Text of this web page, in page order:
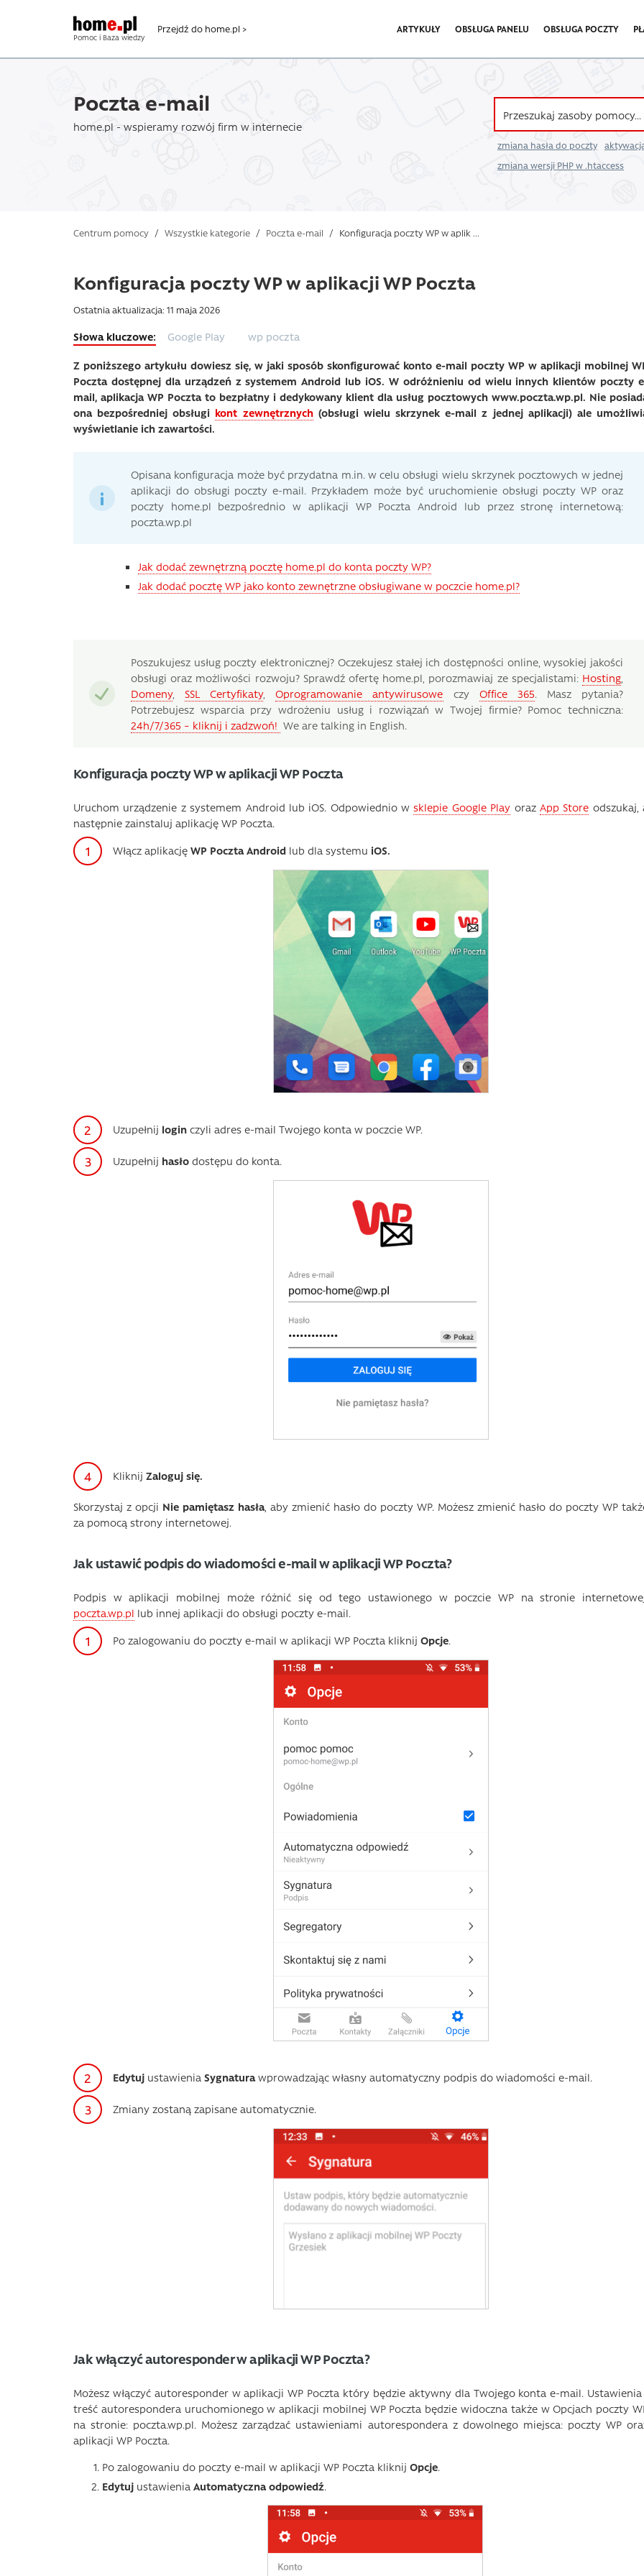
Pomoc i Baza wiedzy
Przejdź do home.pl > ARTYKUŁY OBSŁUGA PANELU OBSŁUGA POCZTY
Poczta e-mail
home.pl - wspieramy rozwój firm w internecie
zmiana hasła do poczty
zmiana wersji PHP w .htaccess
Centrum pomocy / Wszystkie kategorie / Poczta e-mail / Konfiguracja poczty WP w aplik ...
Konfiguracja poczty WP w aplikacji WP Poczta
Ostatnia aktualizacja: 11 maja 2026
Google Play
wp poczta
Z poniższego artykułu dowiesz się, w jaki sposób skonfigurować konto e-mail poczty WP w aplikacji mobilnej
Poczta dostępnej dla urządzeń z systemem Android lub iOS. W odróżnieniu od wielu innych klientów poczty
mail, aplikacja WP Poczta to bezpłatny i dedykowany klient dla usług pocztowych www.poczta.wp.pl. Nie
ona bezpośredniej obsługi kont zewnętrznych(obsługi wielu skrzynek e-mail z jednej aplikacji) ale
wyświetlanie ich zawartości.
Opisana konfiguracja może być przydatna m.in. w celu obsługi wielu skrzynek pocztowych w jednej
aplikacji do obsługi poczty e-mail. Przykładem może być uruchomienie obsługi poczty WP oraz
poczty home.pl bezpośrednio w aplikacji WP Poczta Android lub przez stronę internetową:
poczta.wp.pl
Jak dodać zewnętrzną pocztę home.pl do konta poczty WP?
Jak dodać pocztę WP jako konto zewnętrzne obsługiwane w poczcie home.pl?
Poszukujesz usług poczty elektronicznej? Oczekujesz stałej ich dostępności online, wysokiej jakości
obsługi oraz możliwości rozwoju? Sprawdź ofertę home.pl, porozmawiaj ze specjalistami: Hosting
Domeny,SSL Certyfikaty,Oprogramowanie antywirusowe czy Office 365. Masz pytania?
Potrzebujesz wsparcia przy wdrożeniu usług i rozwiązań w Twojej firmie? Pomoc techniczna:
24h/7/365 – kliknij i zadzwoń! We are talking in English.
Konfiguracja poczty WP w aplikacji WP Poczta
Uruchom urządzenie z systemem Android lub iOS. Odpowiednio wsklepie Google Play oraz App Store odszukaj,
następnie zainstaluj aplikację WP Poczta.
Włącz aplikację WP Poczta Android lub dla systemu iOS.
Uzupełnij login czyli adres e-mail Twojego konta w poczcie WP.
Uzupełnij hasło dostępu do konta.
Kliknij Zaloguj się.
Skorzystaj z opcji Nie pamiętasz hasła, aby zmienić hasło do poczty WP. Możesz zmienić hasło do poczty WP
za pomocą strony internetowej.
Jak ustawić podpis do wiadomości e-mail w aplikacji WP Poczta?
Podpis w aplikacji mobilnej może różnić się od tego ustawionego w poczcie WP na stronie
poczta.wp.pl lub innej aplikacji do obsługi poczty e-mail.
Po zalogowaniu do poczty e-mail w aplikacji WP Poczta kliknij Opcje.
Edytuj ustawienia Sygnaturawprowadzając własny automatyczny podpis do wiadomości e-mail.
Zmiany zostaną zapisane automatycznie.
Jak włączyć autoresponder w aplikacji WP Poczta?
Możesz włączyć autoresponder w aplikacji WP Poczta który będzie aktywny dla Twojego konta e-mail.
treść autorespondera uruchomionego w aplikacji mobilnej WP Poczta będzie widoczna także w Opcjach poczty
na stronie: poczta.wp.pl. Możesz zarządzać ustawieniami autorespondera z dowolnego miejsca: poczty WP
aplikacji WP Poczta.
Po zalogowaniu do poczty e-mail w aplikacji WP Poczta kliknij Opcje.
Edytuj ustawienia Automatyczna odpowiedź.